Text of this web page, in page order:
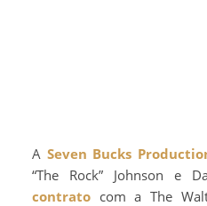
Seven Bucks
“The Rock” Johnson e
contrato com a The